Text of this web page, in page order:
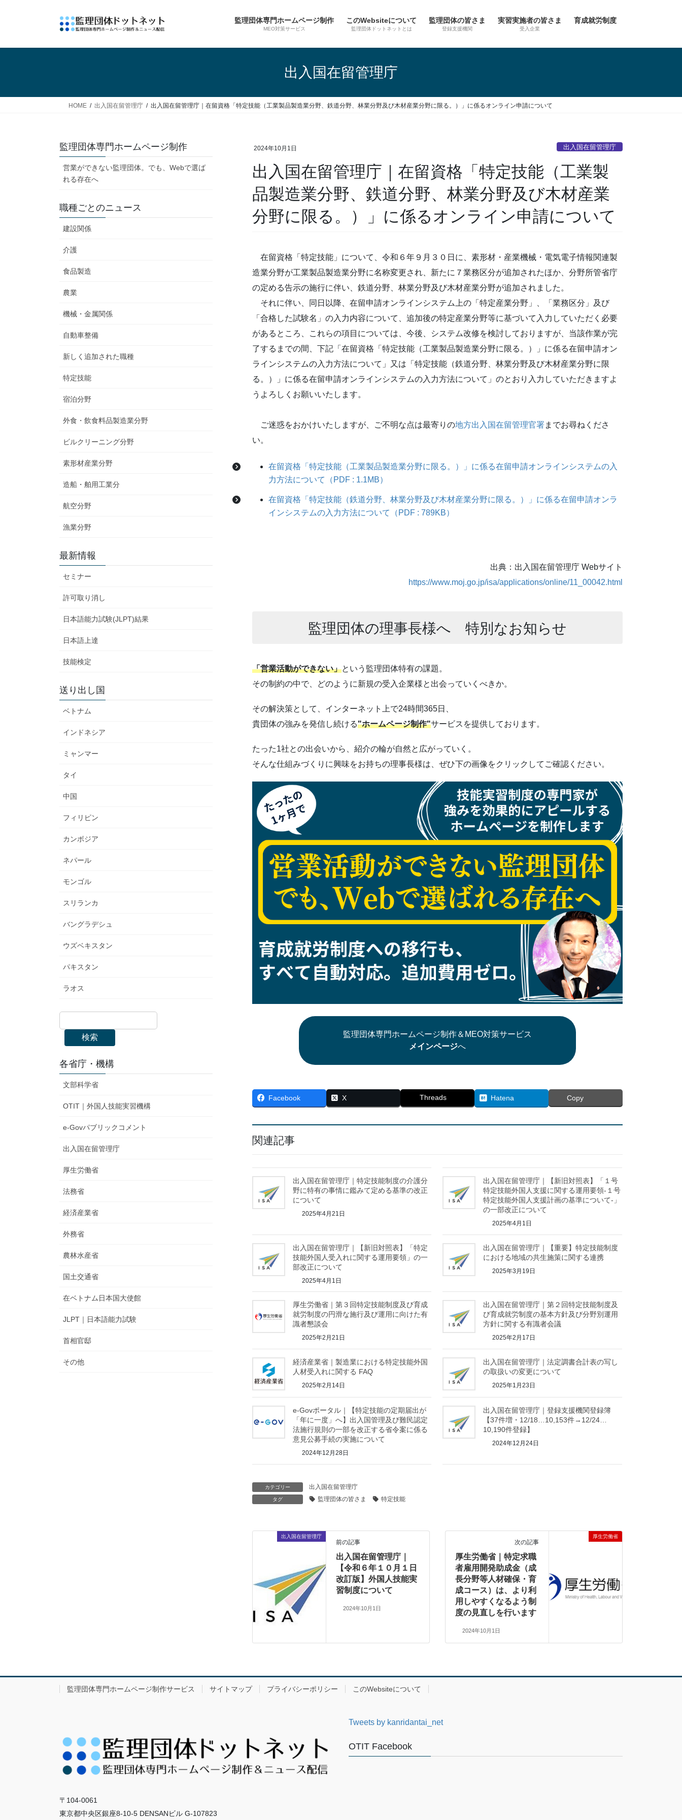
監理団体専門ホームページ制作
MEO対策サービス
このWebsiteについて
監理団体ドットネットとは
監理団体の皆さま
登録支援機関
実習実施者の皆さま
受入企業
育成就労制度
出入国在留管理庁
HOME 出入国在留管理庁 出入国在留管理庁｜在留資格「特定技能（工業製品製造業分野、鉄道分野、林業分野及び木材産業分野に限る。）」に係るオンライン申請について
2024年10月1日 出入国在留管理庁
出入国在留管理庁｜在留資格「特定技能（工業製
品製造業分野、鉄道分野、林業分野及び木材産業
分野に限る。）」に係るオンライン申請について
在留資格「特定技能」について、令和６年９月３０日に、素形材・産業機械・電気電子情報関連製
造業分野が工業製品製造業分野に名称変更され、新たに７業務区分が追加されたほか、分野所管省庁
の定める告示の施行に伴い、鉄道分野、林業分野及び木材産業分野が追加されました。
それに伴い、同日以降、在留申請オンラインシステム上の「特定産業分野」、「業務区分」及び
「合格した試験名」の入力内容について、追加後の特定産業分野等に基づいて入力していただく必要
があるところ、これらの項目については、今後、システム改修を検討しておりますが、当該作業が完
了するまでの間、下記「在留資格「特定技能（工業製品製造業分野に限る。）」に係る在留申請オン
ラインシステムの入力方法について」又は「特定技能（鉄道分野、林業分野及び木材産業分野に限
る。）」に係る在留申請オンラインシステムの入力方法について」のとおり入力していただきますよ
うよろしくお願いいたします。
ご迷惑をおかけいたしますが、ご不明な点は最寄りの地方出入国在留管理官署までお尋ねくださ
い。
在留資格「特定技能（工業製品製造業分野に限る。）」に係る在留申請オンラインシステムの入
力方法について（PDF : 1.1MB）
在留資格「特定技能（鉄道分野、林業分野及び木材産業分野に限る。）」に係る在留申請オンラ
インシステムの入力方法について（PDF : 789KB）
出典：出入国在留管理庁 Webサイト
https://www.moj.go.jp/isa/applications/online/11_00042.html
監理団体の理事長様へ 特別なお知らせ
「営業活動ができない」という監理団体特有の課題。
その制約の中で、どのように新規の受入企業様と出会っていくべきか。
その解決策として、インターネット上で24時間365日、
貴団体の強みを発信し続ける"ホームページ制作"サービスを提供しております。
たった1社との出会いから、紹介の輪が自然と広がっていく。
そんな仕組みづくりに興味をお持ちの理事長様は、ぜひ下の画像をクリックしてご確認ください。
監理団体専門ホームページ制作＆MEO対策サービス
メインページへ
Facebook X Threads Hatena Copy
関連記事
出入国在留管理庁｜特定技能制度の介護分
野に特有の事情に鑑みて定める基準の改正
について
2025年4月21日
出入国在留管理庁｜【新旧対照表】「１号
特定技能外国人支援に関する運用要領-１号
特定技能外国人支援計画の基準について-」
の一部改正について
2025年4月1日
出入国在留管理庁｜【新旧対照表】「特定
技能外国人受入れに関する運用要領」の一
部改正について
2025年4月1日
出入国在留管理庁｜【重要】特定技能制度
における地域の共生施策に関する連携
2025年3月19日
厚生労働省｜第３回特定技能制度及び育成
就労制度の円滑な施行及び運用に向けた有
識者懇談会
2025年2月21日
出入国在留管理庁｜第２回特定技能制度及
び育成就労制度の基本方針及び分野別運用
方針に関する有識者会議
2025年2月17日
経済産業省｜製造業における特定技能外国
人材受入れに関する FAQ
2025年2月14日
出入国在留管理庁｜法定調書合計表の写し
の取扱いの変更について
2025年1月23日
e-Govポータル｜【特定技能の定期届出が
「年に一度」へ】出入国管理及び難民認定
法施行規則の一部を改正する省令案に係る
意見公募手続の実施について
2024年12月28日
出入国在留管理庁｜登録支援機関登録簿
【37件増・12/18…10,153件→12/24…
10,190件登録】
2024年12月24日
カテゴリー 出入国在留管理庁
タグ 監理団体の皆さま 特定技能
出入国在留管理庁
前の記事
出入国在留管理庁｜
【令和６年１０月１日
改訂版】外国人技能実
習制度について
2024年10月1日
厚生労働省
次の記事
厚生労働省｜特定求職
者雇用開発助成金（成
長分野等人材確保・育
成コース）は、より利
用しやすくなるよう制
度の見直しを行います
2024年10月1日
監理団体専門ホームページ制作
営業ができない監理団体。でも、Webで選ば
れる存在へ
職種ごとのニュース
建設関係
介護
食品製造
農業
機械・金属関係
自動車整備
新しく追加された職種
特定技能
宿泊分野
外食・飲食料品製造業分野
ビルクリーニング分野
素形材産業分野
造船・舶用工業分
航空分野
漁業分野
最新情報
セミナー
許可取り消し
日本語能力試験(JLPT)結果
日本語上達
技能検定
送り出し国
ベトナム
インドネシア
ミャンマー
タイ
中国
フィリピン
カンボジア
ネパール
モンゴル
スリランカ
バングラデシュ
ウズベキスタン
パキスタン
ラオス
検索
各省庁・機構
文部科学省
OTIT｜外国人技能実習機構
e-Govパブリックコメント
出入国在留管理庁
厚生労働省
法務省
経済産業省
外務省
農林水産省
国土交通省
在ベトナム日本国大使館
JLPT｜日本語能力試験
首相官邸
その他
監理団体専門ホームページ制作サービス サイトマップ プライバシーポリシー このWebsiteについて
〒104-0061
東京都中央区銀座8-10-5 DENSANビル G-107823
Tweets by kanridantai_net
OTIT Facebook